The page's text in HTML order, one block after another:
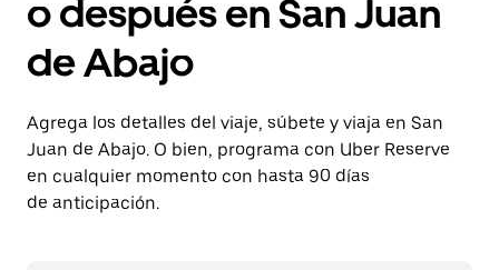
o después en San Juan
de Abajo
Agrega los detalles del viaje, súbete y viaja en San
Juan de Abajo. O bien, programa con Uber Reserve
en cualquier momento con hasta 90 días
de anticipación.